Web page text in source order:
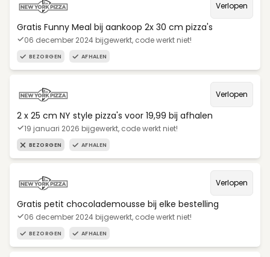
Verlopen
Gratis Funny Meal bij aankoop 2x 30 cm pizza's
06 december 2024 bijgewerkt, code werkt niet!
BEZORGEN AFHALEN
Verlopen
2 x 25 cm NY style pizza's voor 19,99 bij afhalen
19 januari 2026 bijgewerkt, code werkt niet!
BEZORGEN AFHALEN
Verlopen
Gratis petit chocolademousse bij elke bestelling
06 december 2024 bijgewerkt, code werkt niet!
BEZORGEN AFHALEN